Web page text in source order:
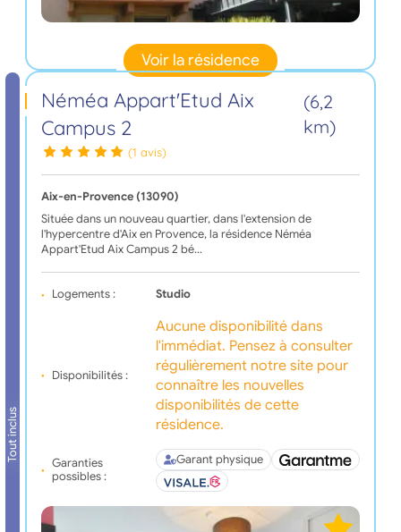
Voir la résidence
Tout inclus
Néméa Appart'Etud Aix
Campus 2
(6,2
km)
(1 avis)
Aix-en-Provence (13090)
Située dans un nouveau quartier, dans l'extension de
l'hypercentre d'Aix en Provence, la résidence Néméa
Appart'Etud Aix Campus 2 bé…
Logements : Studio
Disponibilités :
Aucune disponibilité dans
l'immédiat. Pensez à consulter
régulièrement notre site pour
connaître les nouvelles
disponibilités de cette
résidence.
Garanties
possibles :
Garant physique